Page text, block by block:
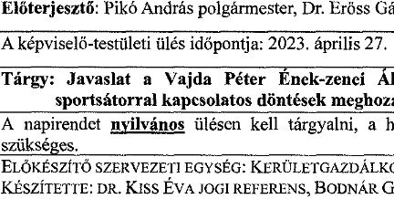
Előterjesztő: PikóAndrás polgármester, Dr. Eröss
A képviselő-testületi ülés időpontja: 2023. április 27.
Tárgy:
Javaslat a Vajda Péter Ének-zenei
sportsátorral kapcsolatos döntések
A
napirendet nyilvános ülésen kell tárgyalni, a
szükséges.
Előkészítő szervezeti egység: K
Készítette: dr. Kiss Éva jogi referens. Bodnár G